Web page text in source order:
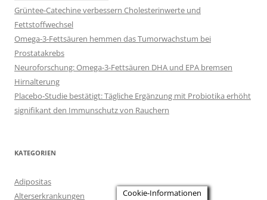
Grüntee-Catechine verbessern Cholesterinwerte und
Fettstoffwechsel
Omega-3-Fettsäuren hemmen das Tumorwachstum bei
Prostatakrebs
Neuroforschung: Omega-3-Fettsäuren DHA und EPA bremsen
Hirnalterung
Placebo-Studie bestätigt: Tägliche Ergänzung mit Probiotika erhöht
signifikant den Immunschutz von Rauchern
KATEGORIEN
Adipositas
Alterserkrankungen
Cookie-Informationen